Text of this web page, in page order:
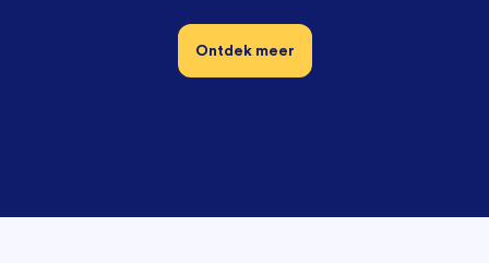
Ontdek meer